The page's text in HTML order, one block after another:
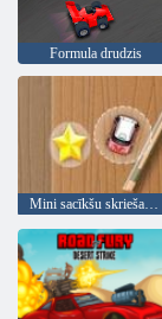
Formula drudzis
Mini sacīkšu skriešanās